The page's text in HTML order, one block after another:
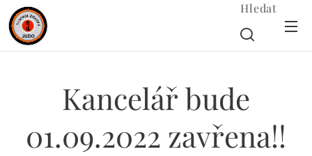
Hledat
Kancelář bude
01.09.2022 zavřena!!